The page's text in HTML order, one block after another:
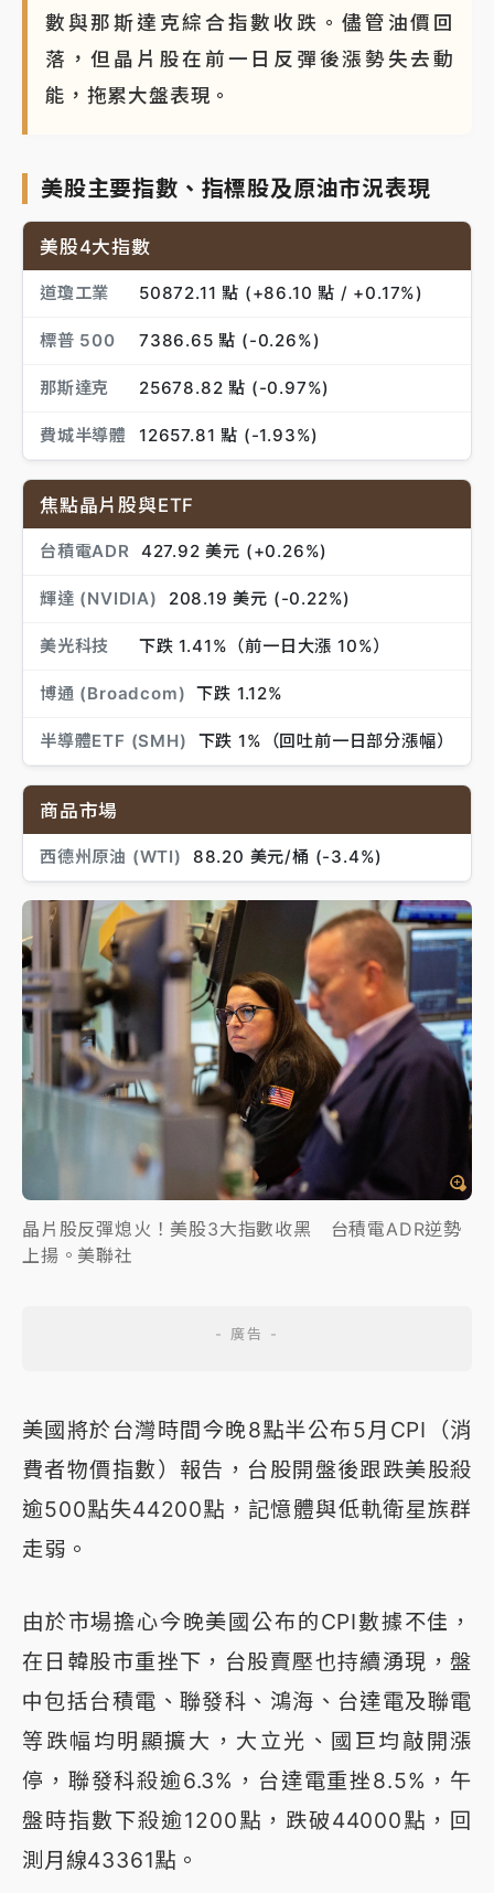
數與那斯達克綜合指數收跌。儘管油價回
落，但晶片股在前一日反彈後漲勢失去動
能，拖累大盤表現。
美股主要指數、指標股及原油市況表現
美股4大指數
道瓊工業 50872.11 點 (+86.10 點 / +0.17%)
標普 500 7386.65 點 (-0.26%)
那斯達克 25678.82 點 (-0.97%)
費城半導體 12657.81 點 (-1.93%)
焦點晶片股與ETF
台積電ADR 427.92 美元 (+0.26%)
輝達 (NVIDIA) 208.19 美元 (-0.22%)
美光科技 下跌 1.41%（前一日大漲 10%）
博通 (Broadcom) 下跌 1.12%
半導體ETF (SMH) 下跌 1%（回吐前一日部分漲幅）
商品市場
西德州原油 (WTI) 88.20 美元/桶 (-3.4%)
晶片股反彈熄火！美股3大指數收黑 台積電ADR逆勢
上揚。美聯社
美國將於台灣時間今晚8點半公布5月CPI（消
費者物價指數）報告，台股開盤後跟跌美股殺
逾500點失44200點，記憶體與低軌衛星族群
走弱。
由於市場擔心今晚美國公布的CPI數據不佳，
在日韓股市重挫下，台股賣壓也持續湧現，盤
中包括台積電、聯發科、鴻海、台達電及聯電
等跌幅均明顯擴大，大立光、國巨均敲開漲
停，聯發科殺逾6.3%，台達電重挫8.5%，午
盤時指數下殺逾1200點，跌破44000點，回
測月線43361點。